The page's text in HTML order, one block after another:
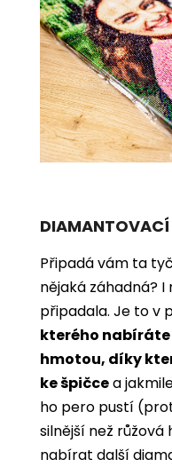
DIAMANTOVACÍ
Připadá vám ta
nějaká záhadná?
připadala. Je to v
kterého
hmotou, díky
ke špičcea
ho pero pustí
silnější než
nabírat další